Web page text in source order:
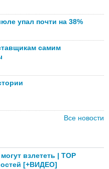
упал почти на 38%
самим
Все новости
взлететь | TOP
[+ВИДЕО]